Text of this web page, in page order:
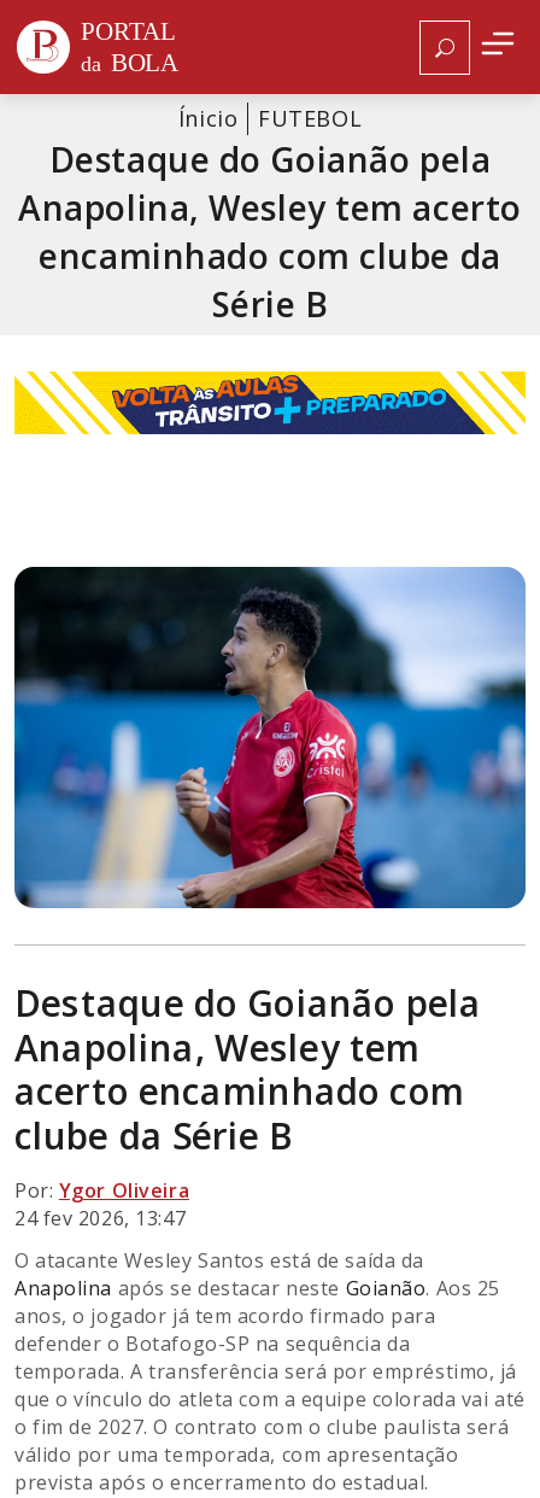
Ínicio FUTEBOL
Destaque do Goianão pela
Anapolina, Wesley tem acerto
encaminhado com clube da
Série B
Destaque do Goianão pela
Anapolina, Wesley tem
acerto encaminhado com
clube da Série B
Por: Ygor Oliveira
24 fev 2026, 13:47
O atacante Wesley Santos está de saída da
Anapolina após se destacar neste Goianão. Aos 25
anos, o jogador já tem acordo firmado para
defender o Botafogo-SP na sequência da
temporada. A transferência será por empréstimo, já
que o vínculo do atleta com a equipe colorada vai até
o fim de 2027. O contrato com o clube paulista será
válido por uma temporada, com apresentação
prevista após o encerramento do estadual.